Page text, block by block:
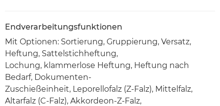
Endverarbeitungsfunktionen
Mit Optionen: Sortierung, Gruppierung, Versatz,
Heftung, Sattelstichheftung,
Lochung, klammerlose Heftung, Heftung nach
Bedarf, Dokumenten-
Zuschießeinheit, Leporellofalz (Z-Falz), Mittelfalz,
Altarfalz (C-Falz), Akkordeon-Z-Falz,